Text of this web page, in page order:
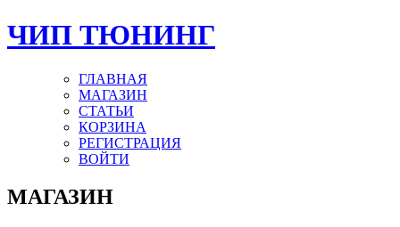
ЧИП ТЮНИНГ
ГЛАВНАЯ
МАГАЗИН
СТАТЬИ
КОРЗИНА
РЕГИСТРАЦИЯ
ВОЙТИ
МАГАЗИН